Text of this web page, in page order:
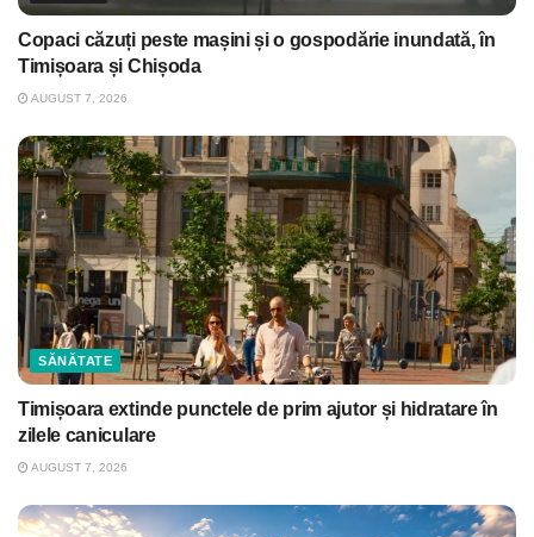
Copaci căzuți peste mașini și o gospodărie inundată, în
Timișoara și Chișoda
AUGUST 7, 2026
SĂNĂTATE
Timișoara extinde punctele de prim ajutor și hidratare în
zilele caniculare
AUGUST 7, 2026